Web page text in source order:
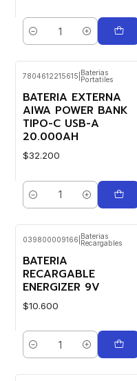
Cantidad
7804612215615 Baterias
Portatiles
BATERIA EXTERNA
AIWA POWER BANK
TIPO-C USB-A
20.000AH
$32.200
Cantidad
039800009166 Baterias
Recargables
BATERIA
RECARGABLE
ENERGIZER 9V
$10.600
Cantidad